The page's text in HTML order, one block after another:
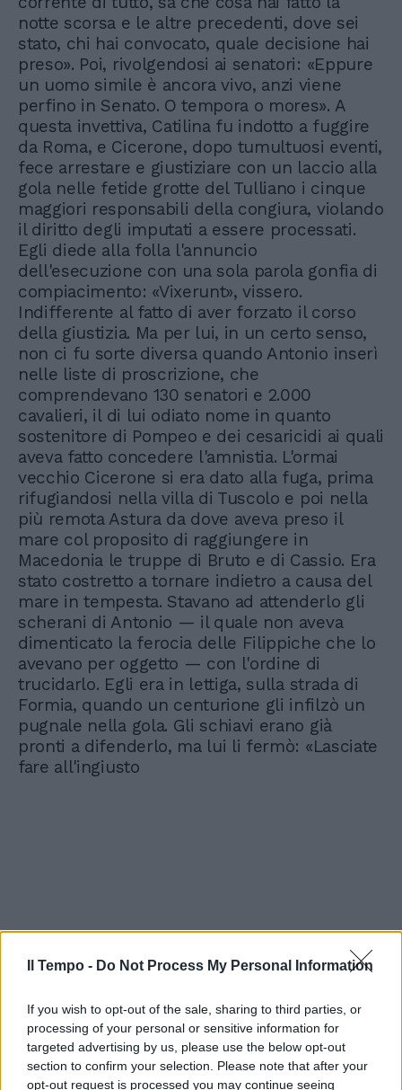
Il Tempo - Do Not Process My Personal Information
If you wish to opt-out of the sale, sharing to third parties, or
processing of your personal or sensitive information for
targeted advertising by us, please use the below opt-out
section to confirm your selection. Please note that after your
opt-out request is processed you may continue seeing
notte scorsa e le altre precedenti, dove sei
stato, chi hai convocato, quale decisione hai
preso». Poi, rivolgendosi ai senatori: «Eppure
un uomo simile è ancora vivo, anzi viene
perfino in Senato. O tempora o mores». A
questa invettiva, Catilina fu indotto a fuggire
da Roma, e Cicerone, dopo tumultuosi eventi,
fece arrestare e giustiziare con un laccio alla
gola nelle fetide grotte del Tulliano i cinque
maggiori responsabili della congiura, violando
il diritto degli imputati a essere processati.
Egli diede alla folla l'annuncio
dell'esecuzione con una sola parola gonfia di
compiacimento: «Vixerunt», vissero.
Indifferente al fatto di aver forzato il corso
della giustizia. Ma per lui, in un certo senso,
non ci fu sorte diversa quando Antonio inserì
nelle liste di proscrizione, che
comprendevano 130 senatori e 2.000
cavalieri, il di lui odiato nome in quanto
sostenitore di Pompeo e dei cesaricidi ai quali
aveva fatto concedere l'amnistia. L'ormai
vecchio Cicerone si era dato alla fuga, prima
rifugiandosi nella villa di Tuscolo e poi nella
più remota Astura da dove aveva preso il
mare col proposito di raggiungere in
Macedonia le truppe di Bruto e di Cassio. Era
stato costretto a tornare indietro a causa del
mare in tempesta. Stavano ad attenderlo gli
scherani di Antonio — il quale non aveva
dimenticato la ferocia delle Filippiche che lo
avevano per oggetto — con l'ordine di
trucidarlo. Egli era in lettiga, sulla strada di
Formia, quando un centurione gli infilzò un
pugnale nella gola. Gli schiavi erano già
pronti a difenderlo, ma lui li fermò: «Lasciate
fare all'ingiusto